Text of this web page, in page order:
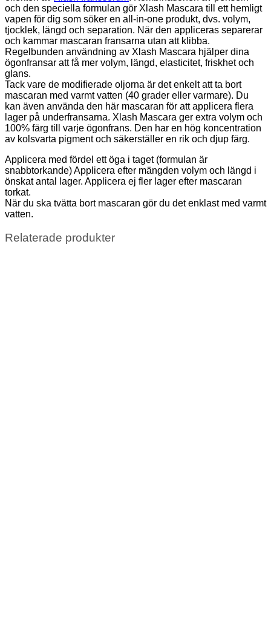
och den speciella formulan gör Xlash Mascara till ett hemligt
vapen för dig som söker en all-in-one produkt, dvs. volym,
tjocklek, längd och separation. När den appliceras separerar
och kammar mascaran fransarna utan att klibba.
Regelbunden användning av Xlash Mascara hjälper dina
ögonfransar att få mer volym, längd, elasticitet, friskhet och
glans.
Tack vare de modifierade oljorna är det enkelt att ta bort
mascaran med varmt vatten (40 grader eller varmare). Du
kan även använda den här mascaran för att applicera flera
lager på underfransarna. Xlash Mascara ger extra volym och
100% färg till varje ögonfrans. Den har en hög koncentration
av kolsvarta pigment och säkerställer en rik och djup färg.
Applicera med fördel ett öga i taget (formulan är
snabbtorkande) Applicera efter mängden volym och längd i
önskat antal lager. Applicera ej fler lager efter mascaran
torkat.
När du ska tvätta bort mascaran gör du det enklast med varmt
vatten.
Relaterade produkter